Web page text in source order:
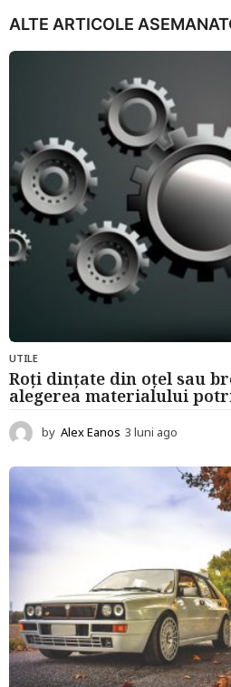
ALTE ARTICOLE
UTILE
Roți dințate din oțel sau
alegerea materialului
by Alex Eanos 3 luni ago
u
n